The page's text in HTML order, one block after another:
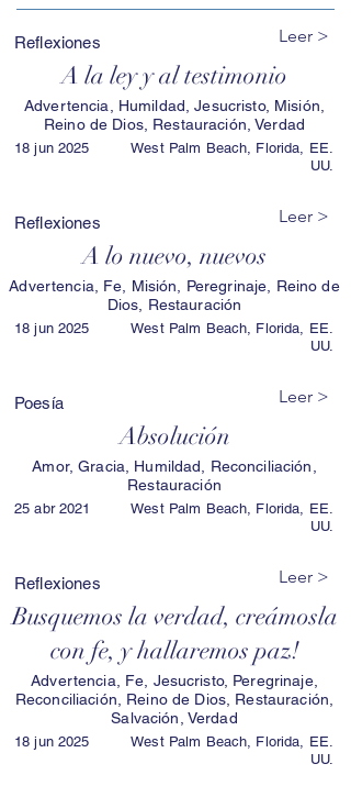
Reflexiones
A la ley y al testimonio
Leer >
Advertencia, Humildad, Jesucristo, Misión,
Reino de Dios, Restauración, Verdad
18 jun 2025
West Palm Beach, Florida, EE.
UU.
Reflexiones
A lo nuevo, nuevos
Leer >
Advertencia, Fe, Misión, Peregrinaje, Reino de
Dios, Restauración
18 jun 2025
West Palm Beach, Florida, EE.
UU.
Poesía
Absolución
Leer >
Amor, Gracia, Humildad, Reconciliación,
Restauración
25 abr 2021
West Palm Beach, Florida, EE.
UU.
Reflexiones
Busquemos la verdad, creámosla
con fe, y hallaremos paz!
Leer >
Advertencia, Fe, Jesucristo, Peregrinaje,
Reconciliación, Reino de Dios, Restauración,
Salvación, Verdad
18 jun 2025
West Palm Beach, Florida, EE.
UU.